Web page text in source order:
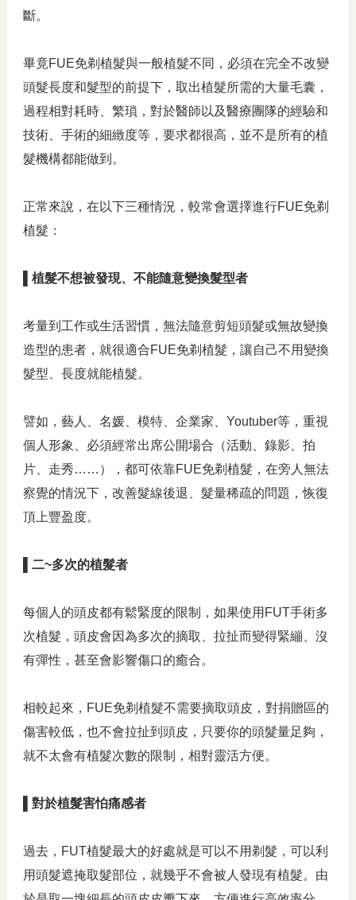
斷。
畢竟FUE免剃植髮與一般植髮不同，必須在完全不改變
頭髮長度和髮型的前提下，取出植髮所需的大量毛囊，
過程相對耗時、繁瑣，對於醫師以及醫療團隊的經驗和
技術、手術的細緻度等，要求都很高，並不是所有的植
髮機構都能做到。
正常來說，在以下三種情況，較常會選擇進行FUE免剃
植髮：
▌植髮不想被發現、不能隨意變換髮型者
考量到工作或生活習慣，無法隨意剪短頭髮或無故變換
造型的患者，就很適合FUE免剃植髮，讓自己不用變換
髮型、長度就能植髮。
譬如，藝人、名媛、模特、企業家、Youtuber等，重視
個人形象、必須經常出席公開場合（活動、錄影、拍
片、走秀……），都可依靠FUE免剃植髮，在旁人無法
察覺的情況下，改善髮線後退、髮量稀疏的問題，恢復
頂上豐盈度。
▌二~多次的植髮者
每個人的頭皮都有鬆緊度的限制，如果使用FUT手術多
次植髮，頭皮會因為多次的摘取、拉扯而變得緊繃、沒
有彈性，甚至會影響傷口的癒合。
相較起來，FUE免剃植髮不需要摘取頭皮，對捐贈區的
傷害較低，也不會拉扯到頭皮，只要你的頭髮量足夠，
就不太會有植髮次數的限制，相對靈活方便。
▌對於植髮害怕痛感者
過去，FUT植髮最大的好處就是可以不用剃髮，可以利
用頭髮遮掩取髮部位，就幾乎不會被人發現有植髮。由